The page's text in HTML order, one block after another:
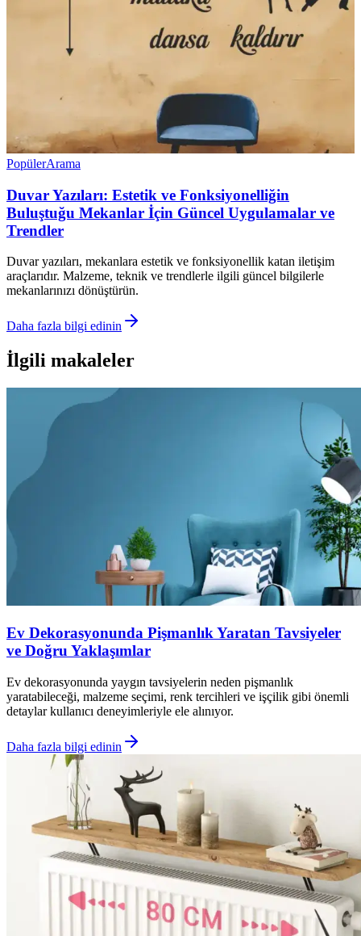
PopülerArama
Duvar Yazıları: Estetik ve Fonksiyonelliğin
Buluştuğu Mekanlar İçin Güncel Uygulamalar ve
Trendler
Duvar yazıları, mekanlara estetik ve fonksiyonellik katan iletişim
araçlarıdır. Malzeme, teknik ve trendlerle ilgili güncel bilgilerle
mekanlarınızı dönüştürün.
Daha fazla bilgi edinin
İlgili makaleler
Ev Dekorasyonunda Pişmanlık Yaratan Tavsiyeler
ve Doğru Yaklaşımlar
Ev dekorasyonunda yaygın tavsiyelerin neden pişmanlık
yaratabileceği, malzeme seçimi, renk tercihleri ve işçilik gibi önemli
detaylar kullanıcı deneyimleriyle ele alınıyor.
Daha fazla bilgi edinin